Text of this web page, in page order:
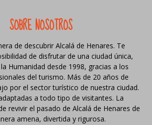
SOBRE NOSOTROS
de descubrir Alcalá de Henares. Te
de disfrutar de una ciudad única,
Humanidad desde 1998, gracias a los
del turismo. Más de 20 años de
por el sector turístico de nuestra ciudad.
a todo tipo de visitantes. La
revivir el pasado de Alcalá de Henares de
amena, divertida y rigurosa.